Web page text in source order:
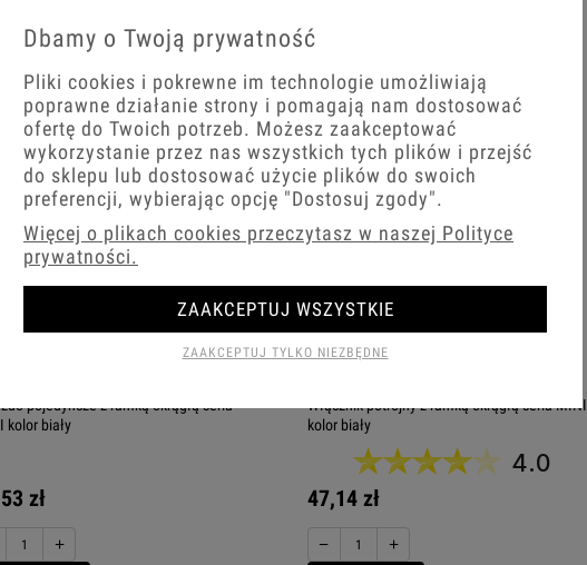
+
pojedyncze z ramką okrągłą seria
kolor biały
zł
+
Włącznik potrójny z ramką okrągłą seria MINI
kolor biały
4.0
47,14 zł
− +
Dbamy o Twoją prywatność
Pliki cookies i pokrewne im technologie umożliwiają
poprawne działanie strony i pomagają nam dostosować
ofertę do Twoich potrzeb. Możesz zaakceptować
wykorzystanie przez nas wszystkich tych plików i przejść
do sklepu lub dostosować użycie plików do swoich
preferencji, wybierając opcję "Dostosuj zgody".
Więcej o plikach cookies przeczytasz w naszej Polityce
prywatności.
ZAAKCEPTUJ TYLKO NIEZBĘDNE
ZAAKCEPTUJ WSZYSTKIE